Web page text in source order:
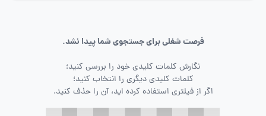
فرصت شغلی برای جستجوی شما پیدا نشد.
نگارش کلمات کلیدی خود را بررسی کنید؛
کلمات کلیدی دیگری را انتخاب کنید؛
اگر از فیلتری استفاده کرده اید، آن را حذف کنید.